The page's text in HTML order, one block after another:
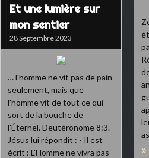
Et une lumière sur
mon sentier
28 Septembre 2023
… l'homme ne vit pas de pain
seulement, mais que
l'homme vit de tout ce qui
sort de la bouche de
l'Éternel. Deutéronome 8:3.
Jésus lui répondit : - Il est
écrit : L'Homme ne vivra pas